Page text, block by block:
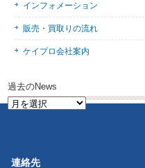
インフォメーション
販売・買取りの流れ
ケイプロ会社案内
過去のNews
過
連絡先